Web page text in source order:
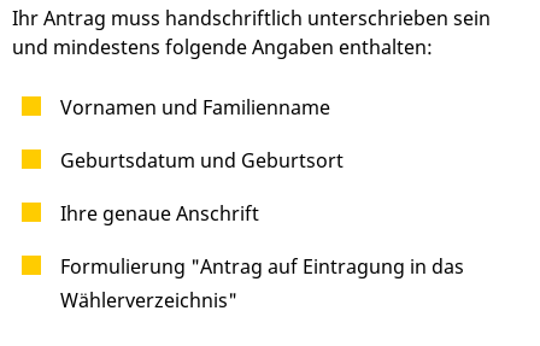
Ihr Antrag muss handschriftlich unterschrieben sein
und mindestens folgende Angaben enthalten:
Vornamen und Familienname
Geburtsdatum und Geburtsort
Ihre genaue Anschrift
Formulierung "Antrag auf Eintragung in das
Wählerverzeichnis"